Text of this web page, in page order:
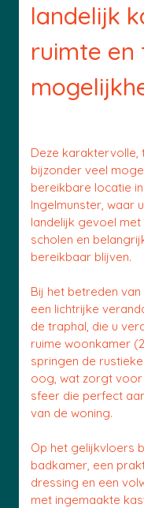
landelijk
ruimte en
Deze karaktervolle,
bijzonder veel
bereikbare locatie
Ingelmunster, waar
landelijk gevoel met
scholen en
bereikbaar blijven.
Bij het betreden
een lichtrijke
de traphal, die u
ruime woonkamer
springen de
oog, wat zorgt voor
sfeer die perfect
van de woning.
Op het gelijkvloers
badkamer, een
dressing en een
met ingemaakte